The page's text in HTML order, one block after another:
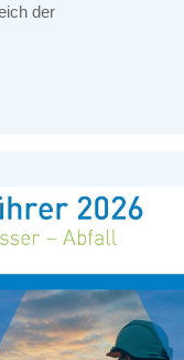
der